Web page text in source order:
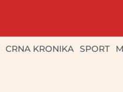
CRNA KRONIKA SPORT